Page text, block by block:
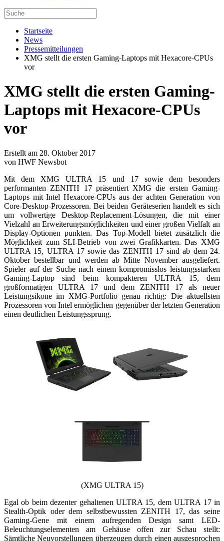
Startseite
News
Pressemitteilungen
XMG stellt die ersten Gaming-Laptops mit Hexacore-CPUs
vor
XMG stellt die ersten Gaming-
Laptops mit Hexacore-CPUs
vor
Erstellt am 28. Oktober 2017
von HWF Newsbot
Mit dem XMG ULTRA 15 und 17 sowie dem besonders
performanten ZENITH 17 präsentiert XMG die ersten Gaming-
Laptops mit Intel Hexacore-CPUs aus der achten Generation von
Core-Desktop-Prozessoren. Bei beiden Geräteserien handelt es sich
um vollwertige Desktop-Replacement-Lösungen, die mit einer
Vielzahl an Erweiterungsmöglichkeiten und einer großen Vielfalt an
Display-Optionen punkten. Das Top-Modell bietet zusätzlich die
Möglichkeit zum SLI-Betrieb von zwei Grafikkarten. Das XMG
ULTRA 15, ULTRA 17 sowie das ZENITH 17 sind ab dem 24.
Oktober bestellbar und werden ab Mitte November ausgeliefert.
Spieler auf der Suche nach einem kompromisslos leistungsstarken
Gaming-Laptop sind beim kompakteren ULTRA 15, dem
großformatigen ULTRA 17 und dem ZENITH 17 als neuer
Leistungsikone im XMG-Portfolio genau richtig: Die aktuellsten
Prozessoren von Intel ermöglichen gegenüber der letzten Generation
einen deutlichen Leistungssprung.
(XMG ULTRA 15)
Egal ob beim dezenter gehaltenen ULTRA 15, dem ULTRA 17 in
Stealth-Optik oder dem selbstbewussten ZENITH 17, das seine
Gaming-Gene mit einem aufregenden Design samt LED-
Beleuchtungselementen am Gehäuse offen zur Schau stellt:
Sämtliche Neuvorstellungen überzeugen durch einen ausgesprochen